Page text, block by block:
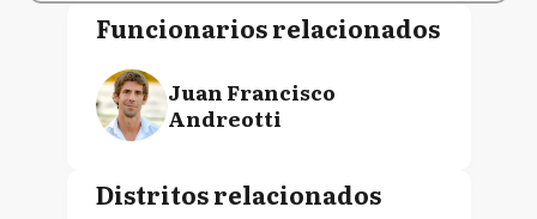
Funcionarios relacionados
Juan Francisco
Andreotti
Distritos relacionados